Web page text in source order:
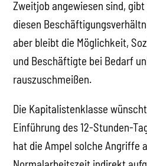
Zweitjob angewiesen sind,
diesen
aber bleibt die Möglichkeit,
und Beschäftigte bei Bedarf
rauszuschmeißen.
Die Kapitalistenklasse
Einführung des 12-Stunden-
hat die Ampel solche Angriffe